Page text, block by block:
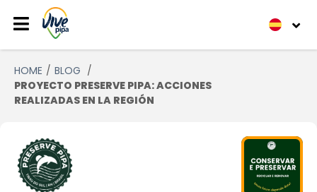
HOME
BLOG
PROYECTO PRESERVE PIPA: ACCIONES
REALIZADAS EN LA REGIÓN